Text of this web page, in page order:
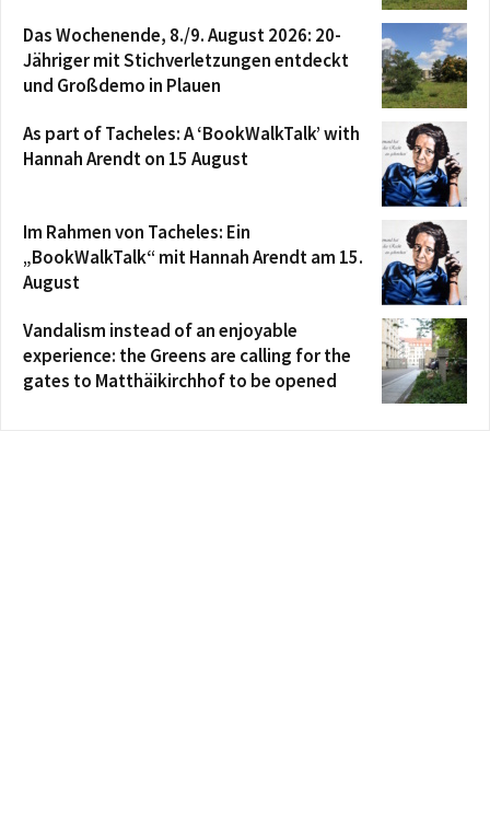
Das Wochenende, 8./9. August 2026: 20-
Jähriger mit Stichverletzungen entdeckt
und Großdemo in Plauen
As part of Tacheles: A ‘BookWalkTalk’ with
Hannah Arendt on 15 August
Im Rahmen von Tacheles: Ein
„BookWalkTalk“ mit Hannah Arendt am 15.
August
Vandalism instead of an enjoyable
experience: the Greens are calling for the
gates to Matthäikirchhof to be opened